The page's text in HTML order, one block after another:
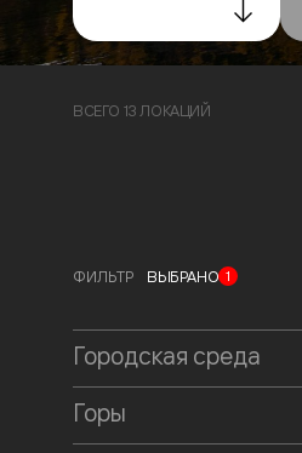
ВСЕГО 13 ЛОКАЦИЙ
ФИЛЬТР ВЫБРАНО 1
Городская среда
Горы